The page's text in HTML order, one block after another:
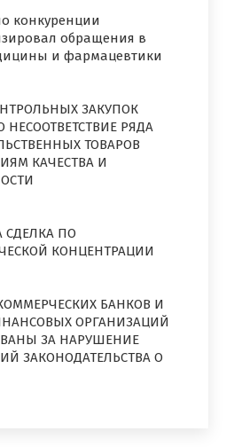
конкуренции
обращения в
и фармацевтики
ЗАКУПОК
НЕСООТВЕТСТВИЕ РЯДА
ТОВАРОВ
КАЧЕСТВА И
СДЕЛКА ПО
КОНЦЕНТРАЦИИ
БАНКОВ И
ОРГАНИЗАЦИЙ
ЗА НАРУШЕНИЕ
ЗАКОНОДАТЕЛЬСТВА О